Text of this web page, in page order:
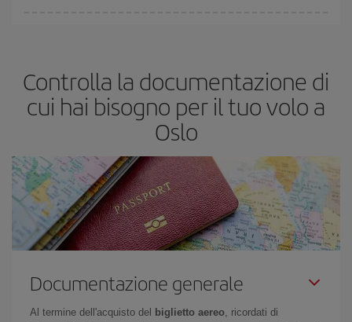
Controlla la documentazione di
cui hai bisogno per il tuo volo a
Oslo
Documentazione generale
Al termine dell'acquisto del biglietto aereo , ricordati di